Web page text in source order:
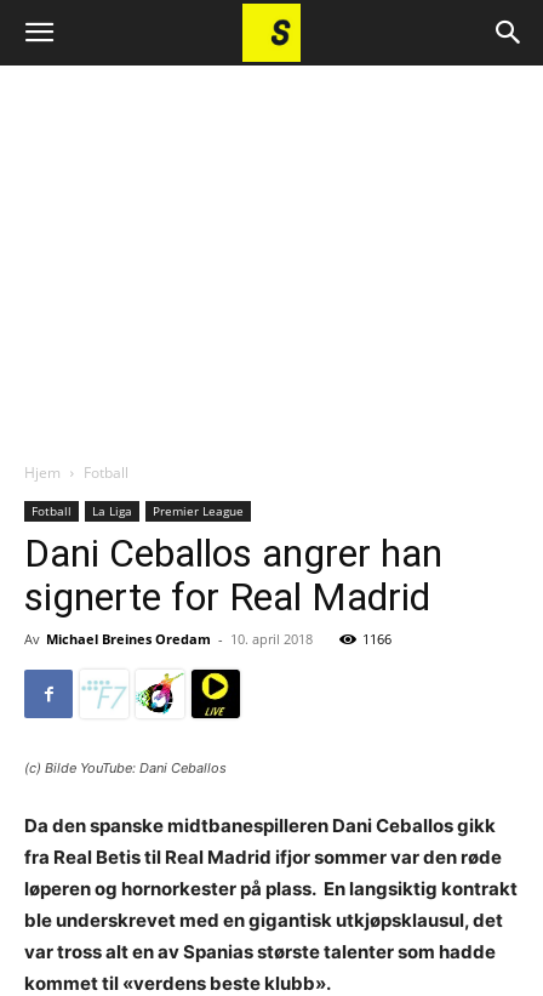
Hjem Fotball
Fotball La Liga Premier League
Dani Ceballos angrer han
signerte for Real Madrid
Av Michael Breines Oredam - 10. april 2018 1166
(c) Bilde YouTube: Dani Ceballos
Da den spanske midtbanespilleren Dani Ceballos gikk
fra Real Betis til Real Madrid ifjor sommer var den røde
løperen og hornorkester på plass. En langsiktig kontrakt
ble underskrevet med en gigantisk utkjøpsklausul, det
var tross alt en av Spanias største talenter som hadde
kommet til «verdens beste klubb».